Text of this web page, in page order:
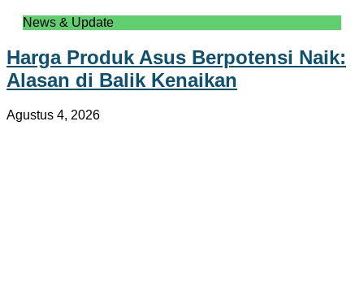
News & Update
Harga Produk Asus Berpotensi Naik:
Alasan di Balik Kenaikan
Agustus 4, 2026